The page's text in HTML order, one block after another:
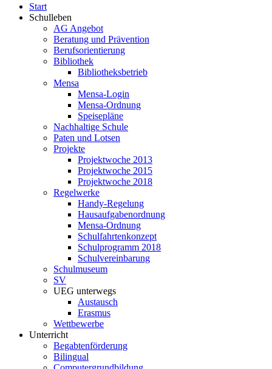
Start
Schulleben
AG Angebot
Beratung und Prävention
Berufsorientierung
Bibliothek
Bibliotheksbetrieb
Mensa
Mensa-Login
Mensa-Ordnung
Speisepläne
Nachhaltige Schule
Paten und Lotsen
Projekte
Projektwoche 2013
Projektwoche 2015
Projektwoche 2018
Regelwerke
Handy-Regelung
Hausaufgabenordnung
Mensa-Ordnung
Schulfahrtenkonzept
Schulprogramm 2018
Schulvereinbarung
Schulmuseum
SV
UEG unterwegs
Austausch
Erasmus
Wettbewerbe
Unterricht
Begabtenförderung
Bilingual